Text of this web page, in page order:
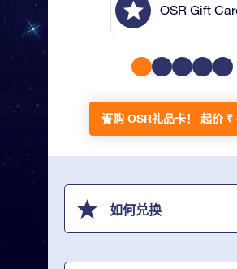
OSR Gift
订购 OSR礼品卡！ 起价 ₹
如何兑换